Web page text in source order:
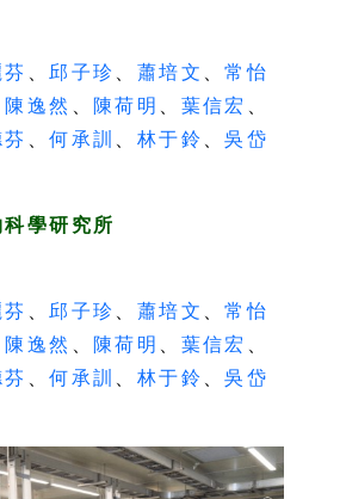
、邱子珍 、 蕭培文 、常怡
陳逸然 、陳荷明 、 葉信宏 、
、何承訓 、 林于鈴、吳岱
學研究所
、邱子珍 、 蕭培文 、常怡
陳逸然 、陳荷明 、 葉信宏 、
、何承訓 、 林于鈴、吳岱